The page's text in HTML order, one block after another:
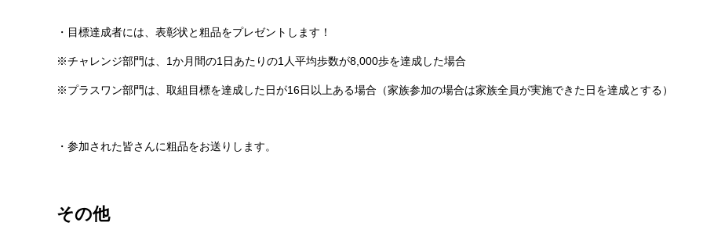
・目標達成者には、表彰状と粗品をプレゼントします！
※チャレンジ部門は、1か月間の1日あたりの1人平均歩数が8,000歩を達成した場合
※プラスワン部門は、取組目標を達成した日が16日以上ある場合（家族参加の場合は家族全員が実施できた日を達成とする）
・参加された皆さんに粗品をお送りします。
その他